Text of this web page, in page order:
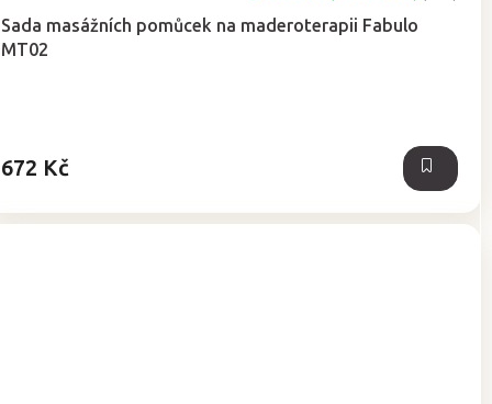
Sada masážních pomůcek na maderoterapii Fabulo
MT02
672 Kč